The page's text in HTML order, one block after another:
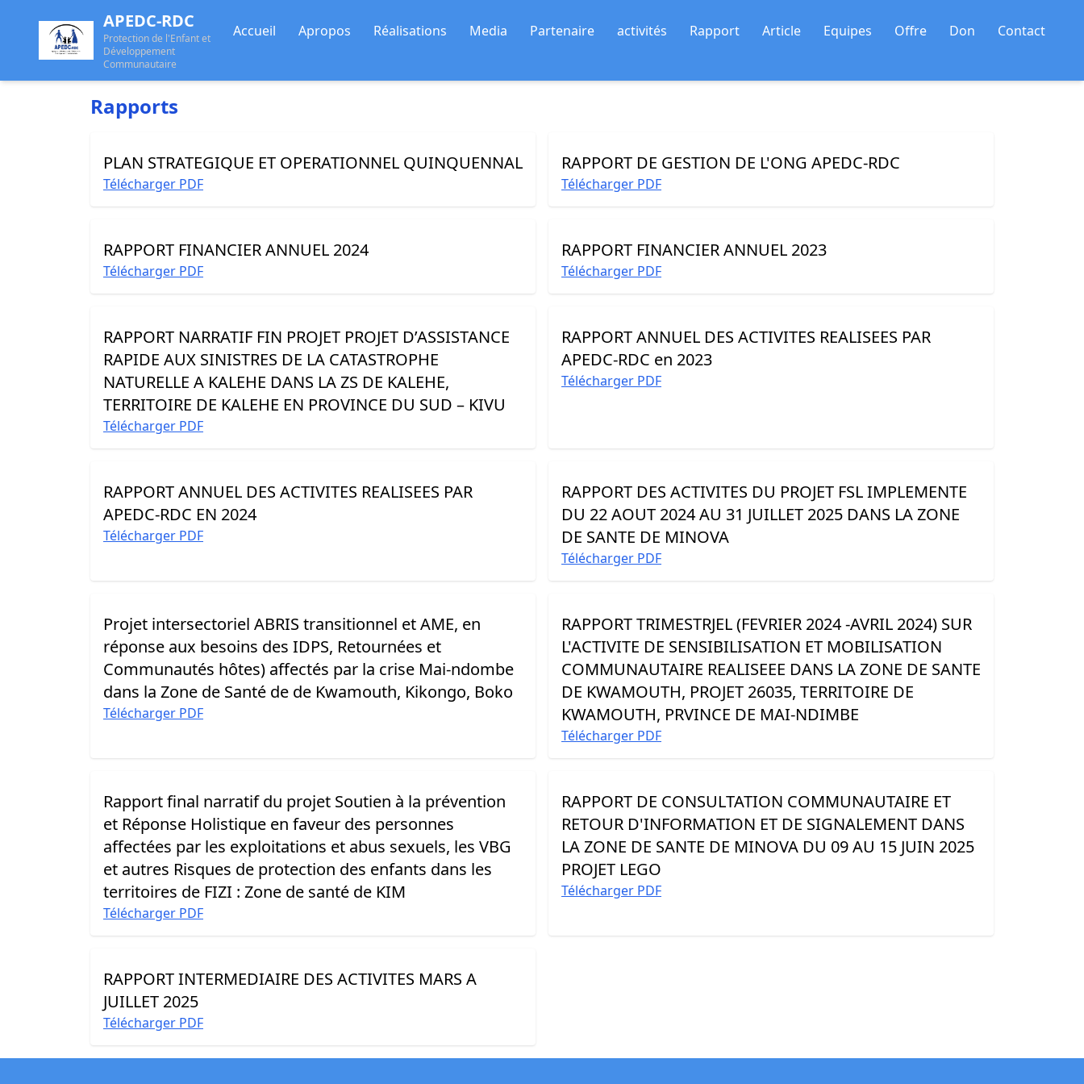
APEDC-RDC
Protection de l'Enfant et
Développement
Communautaire
Accueil Apropos Réalisations Media Partenaire activités Rapport Article Equipes Offre Don Contact
Rapports
PLAN STRATEGIQUE ET OPERATIONNEL QUINQUENNAL
Télécharger PDF
RAPPORT DE GESTION DE L'ONG APEDC-RDC
Télécharger PDF
RAPPORT FINANCIER ANNUEL 2024
Télécharger PDF
RAPPORT FINANCIER ANNUEL 2023
Télécharger PDF
RAPPORT NARRATIF FIN PROJET PROJET D’ASSISTANCE
RAPIDE AUX SINISTRES DE LA CATASTROPHE
NATURELLE A KALEHE DANS LA ZS DE KALEHE,
TERRITOIRE DE KALEHE EN PROVINCE DU SUD – KIVU
Télécharger PDF
RAPPORT ANNUEL DES ACTIVITES REALISEES PAR
APEDC-RDC en 2023
Télécharger PDF
RAPPORT ANNUEL DES ACTIVITES REALISEES PAR
APEDC-RDC EN 2024
Télécharger PDF
RAPPORT DES ACTIVITES DU PROJET FSL IMPLEMENTE
DU 22 AOUT 2024 AU 31 JUILLET 2025 DANS LA ZONE
DE SANTE DE MINOVA
Télécharger PDF
Projet intersectoriel ABRIS transitionnel et AME, en
réponse aux besoins des IDPS, Retournées et
Communautés hôtes) affectés par la crise Mai-ndombe
dans la Zone de Santé de de Kwamouth, Kikongo, Boko
Télécharger PDF
RAPPORT TRIMESTRJEL (FEVRIER 2024 -AVRIL 2024) SUR
L'ACTIVITE DE SENSIBILISATION ET MOBILISATION
COMMUNAUTAIRE REALISEEE DANS LA ZONE DE SANTE
DE KWAMOUTH, PROJET 26035, TERRITOIRE DE
KWAMOUTH, PRVINCE DE MAI-NDIMBE
Télécharger PDF
Rapport final narratif du projet Soutien à la prévention
et Réponse Holistique en faveur des personnes
affectées par les exploitations et abus sexuels, les VBG
et autres Risques de protection des enfants dans les
territoires de FIZI : Zone de santé de KIM
Télécharger PDF
RAPPORT DE CONSULTATION COMMUNAUTAIRE ET
RETOUR D'INFORMATION ET DE SIGNALEMENT DANS
LA ZONE DE SANTE DE MINOVA DU 09 AU 15 JUIN 2025
PROJET LEGO
Télécharger PDF
RAPPORT INTERMEDIAIRE DES ACTIVITES MARS A
JUILLET 2025
Télécharger PDF